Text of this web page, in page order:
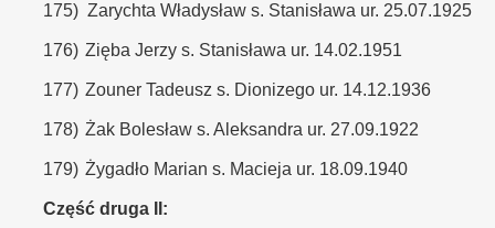
175) Zarychta Władysław s. Stanisława ur. 25.07.1925
176) Zięba Jerzy s. Stanisława ur. 14.02.1951
177) Zouner Tadeusz s. Dionizego ur. 14.12.1936
178) Żak Bolesław s. Aleksandra ur. 27.09.1922
179) Żygadło Marian s. Macieja ur. 18.09.1940
Część druga II: